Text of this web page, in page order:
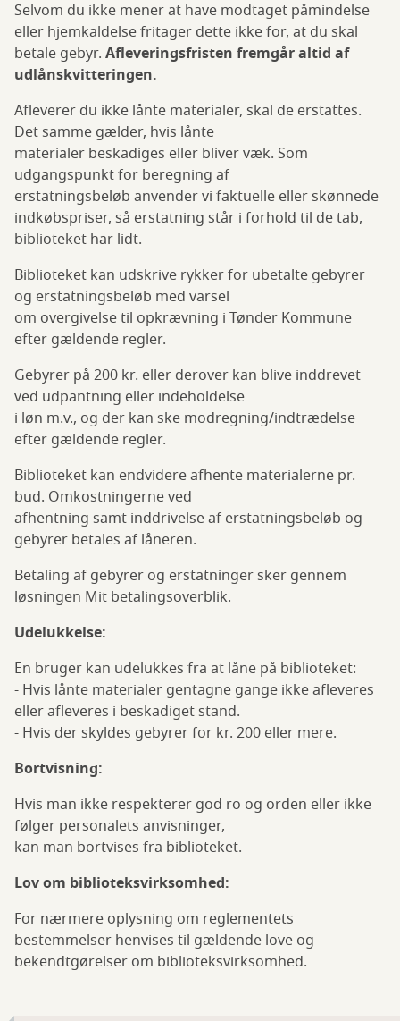
Selvom du ikke mener at have modtaget påmindelse
eller hjemkaldelse fritager dette ikke for, at du skal
betale gebyr. Afleveringsfristen fremgår altid af
udlånskvitteringen.
Afleverer du ikke lånte materialer, skal de erstattes.
Det samme gælder, hvis lånte
materialer beskadiges eller bliver væk. Som
udgangspunkt for beregning af
erstatningsbeløb anvender vi faktuelle eller skønnede
indkøbspriser, så erstatning står i forhold til de tab,
biblioteket har lidt.
Biblioteket kan udskrive rykker for ubetalte gebyrer
og erstatningsbeløb med varsel
om overgivelse til opkrævning i Tønder Kommune
efter gældende regler.
Gebyrer på 200 kr. eller derover kan blive inddrevet
ved udpantning eller indeholdelse
i løn m.v., og der kan ske modregning/indtrædelse
efter gældende regler.
Biblioteket kan endvidere afhente materialerne pr.
bud. Omkostningerne ved
afhentning samt inddrivelse af erstatningsbeløb og
gebyrer betales af låneren.
Betaling af gebyrer og erstatninger sker gennem
løsningen Mit betalingsoverblik.
Udelukkelse:
En bruger kan udelukkes fra at låne på biblioteket:
- Hvis lånte materialer gentagne gange ikke afleveres
eller afleveres i beskadiget stand.
- Hvis der skyldes gebyrer for kr. 200 eller mere.
Bortvisning:
Hvis man ikke respekterer god ro og orden eller ikke
følger personalets anvisninger,
kan man bortvises fra biblioteket.
Lov om biblioteksvirksomhed:
For nærmere oplysning om reglementets
bestemmelser henvises til gældende love og
bekendtgørelser om biblioteksvirksomhed.